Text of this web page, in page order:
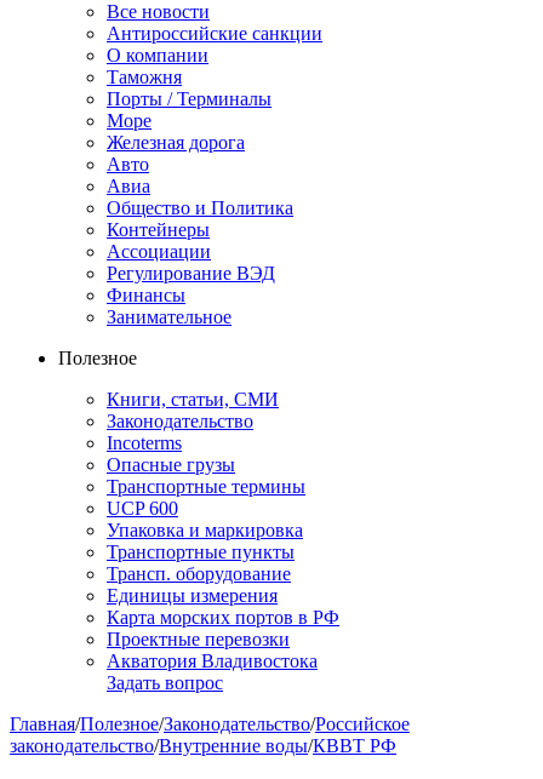
Все новости
Антироссийские санкции
О компании
Таможня
Порты / Терминалы
Море
Железная дорога
Авто
Авиа
Общество и Политика
Контейнеры
Ассоциации
Регулирование ВЭД
Финансы
Занимательное
Полезное
Книги, статьи, СМИ
Законодательство
Incoterms
Опасные грузы
Транспортные термины
UCP 600
Упаковка и маркировка
Транспортные пункты
Трансп. оборудование
Единицы измерения
Карта морских портов в РФ
Проектные перевозки
Акватория Владивостока
Задать вопрос
Главная/Полезное/Законодательство/Российское
законодательство/Внутренние воды/КВВТ РФ